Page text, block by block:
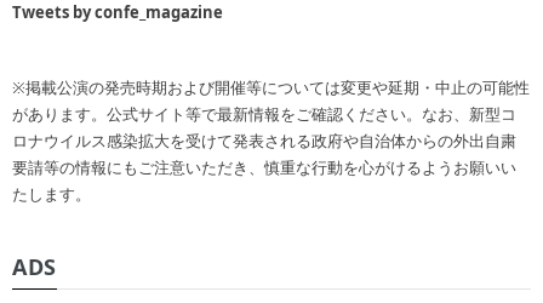
Tweets by confe_magazine
※掲載公演の発売時期および開催等については変更や延期・中止の可能性
があります。公式サイト等で最新情報をご確認ください。なお、新型コ
ロナウイルス感染拡大を受けて発表される政府や自治体からの外出自粛
要請等の情報にもご注意いただき、慎重な行動を心がけるようお願いい
たします。
ADS